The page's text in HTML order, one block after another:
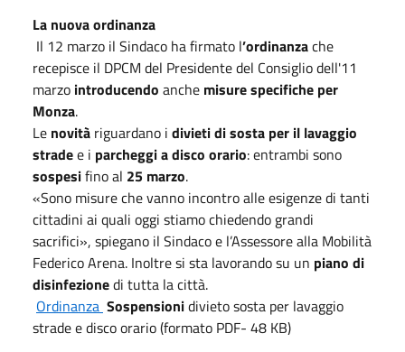
La nuova ordinanza
Il 12 marzo il Sindaco ha firmato l’ordinanzache
recepisce il DPCM del Presidente del Consiglio dell'11
marzo introducendo anche misure specifiche per
Monza.
Le novità riguardano i divieti di sosta per il lavaggio
stradee i parcheggi a disco orario: entrambi sono
sospesifino al 25 marzo.
«Sono misure che vanno incontro alle esigenze di tanti
cittadini ai quali oggi stiamo chiedendo grandi
sacrifici», spiegano il Sindaco e l’Assessore alla Mobilità
Federico Arena. Inoltre si sta lavorando su un piano di
disinfezionedi tutta la città.
Ordinanza Sospensionidivieto sosta per lavaggio
strade e disco orario (formato PDF- 48 KB)